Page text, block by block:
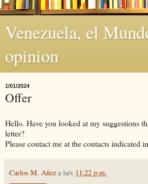
Venezuela, el
opinion
1/01/2024
Offer
Hello. Have you looked at my suggestions
letter?
Please contact me at the contacts indicated
Carlos M. Añez a la/s 11:22 p.m.